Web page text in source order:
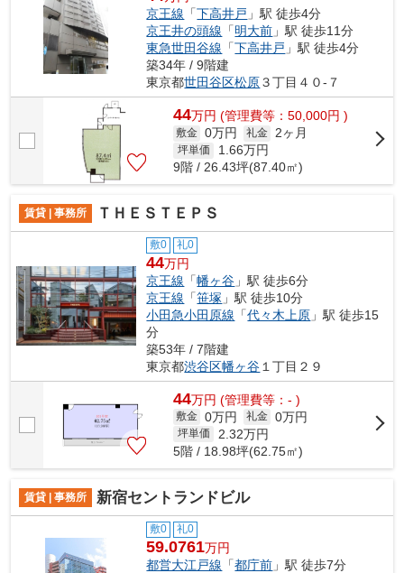
京王線 「下高井戸 」駅 徒歩4分
京王井の頭線 「明大前 」駅 徒歩11分
東急世田谷線 「下高井戸 」駅 徒歩4分
築34年 / 9階建
東京都世田谷区松原３丁目４０-７
44万円 (管理費等：50,000円 )
敷金 0万円 礼金 2ヶ月
坪単価 1.66万円
9階 / 26.43坪(87.40㎡)
賃貸 | 事務所 ＴＨＥＳＴＥＰＳ
敷0 礼0
44万円
京王線 「幡ヶ谷 」駅 徒歩6分
京王線 「笹塚 」駅 徒歩10分
小田急小田原線 「代々木上原 」駅 徒歩15
分
築53年 / 7階建
東京都渋谷区幡ヶ谷 １丁目２９
44万円 (管理費等：- )
敷金 0万円 礼金 0万円
坪単価 2.32万円
5階 / 18.98坪(62.75㎡)
賃貸 | 事務所 新宿セントランドビル
敷0 礼0
59.0761万円
都営大江戸線 「都庁前 」駅 徒歩7分